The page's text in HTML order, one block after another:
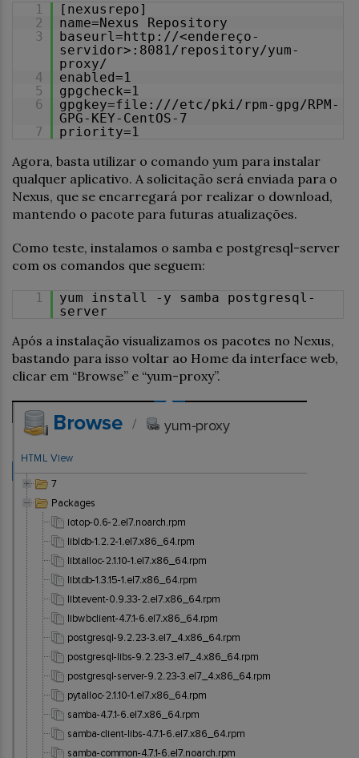
1
[nexusrepo]
2
name=Nexus Repository
3
baseurl=http://<endereço-
servidor>:8081/repository/yum-
proxy/
4
enabled=1
5
gpgcheck=1
6
gpgkey=file:///etc/pki/rpm-gpg/RPM-
GPG-KEY-CentOS-7
7
priority=1
Agora, basta utilizar o comando yum para instalar
qualquer aplicativo. A solicitação será enviada para o
Nexus, que se encarregará por realizar o download,
mantendo o pacote para futuras atualizações.
Como teste, instalamos o samba e postgresql-server
com os comandos que seguem:
1
yum install -y samba postgresql-
server
Após a instalação visualizamos os pacotes no Nexus,
bastando para isso voltar ao Home da interface web,
clicar em “Browse” e “yum-proxy”.